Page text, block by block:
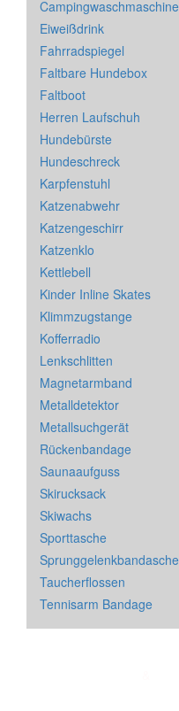
Campingwaschmaschine
Eiweißdrink
Fahrradspiegel
Faltbare Hundebox
Faltboot
Herren Laufschuh
Hundebürste
Hundeschreck
Karpfenstuhl
Katzenabwehr
Katzengeschirr
Katzenklo
Kettlebell
Kinder Inline Skates
Klimmzugstange
Kofferradio
Lenkschlitten
Magnetarmband
Metalldetektor
Metallsuchgerät
Rückenbandage
Saunaaufguss
Skirucksack
Skiwachs
Sporttasche
Sprunggelenkbandasche
Taucherflossen
Tennisarm Bandage